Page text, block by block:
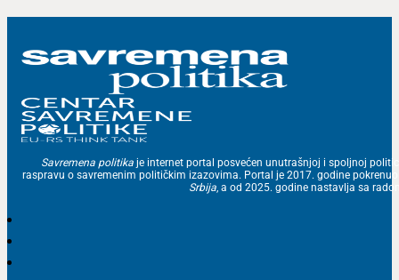
Savremena politika je internet portal posvećen unutrašnjoj i spoljnoj
raspravu o savremenim političkim izazovima. Portal je 2017. godine
Srbija , a od 2025. godine nastavlja sa